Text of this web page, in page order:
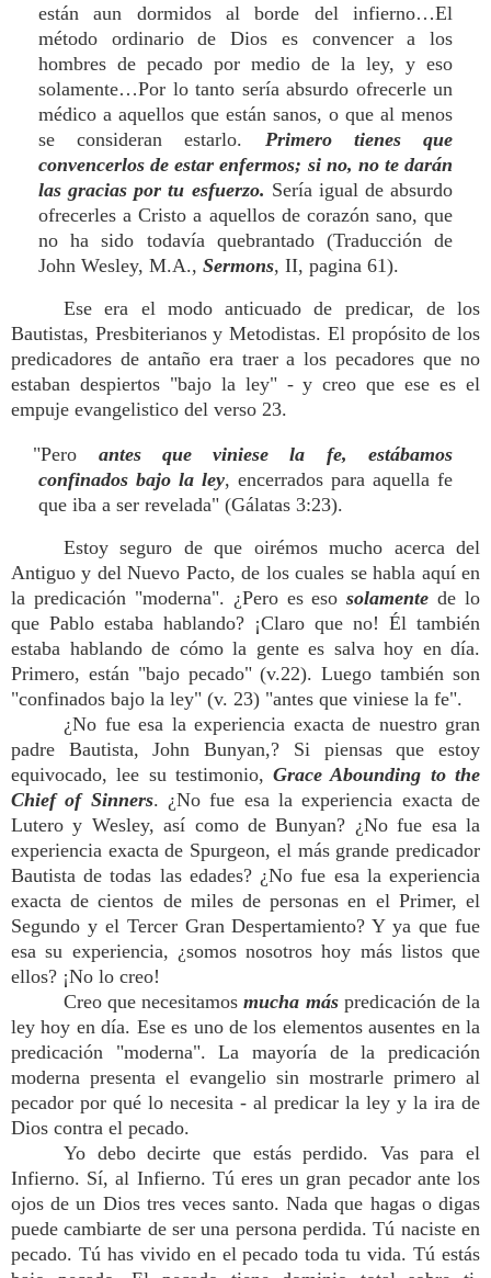
están aun dormidos al borde del infierno…El
método ordinario de Dios es convencer a los
hombres de pecado por medio de la ley, y eso
solamente…Por lo tanto sería absurdo ofrecerle un
médico a aquellos que están sanos, o que al menos
se consideran estarlo. Primero tienes que
convencerlos de estar enfermos; si no, no te darán
las gracias por tu esfuerzo. Sería igual de absurdo
ofrecerles a Cristo a aquellos de corazón sano, que
no ha sido todavía quebrantado (Traducción de
John Wesley, M.A., Sermons, II, pagina 61).
Ese era el modo anticuado de predicar, de los
Bautistas, Presbiterianos y Metodistas. El propósito de los
predicadores de antaño era traer a los pecadores que no
estaban despiertos "bajo la ley" - y creo que ese es el
empuje evangelistico del verso 23.
"Pero antes que viniese la fe, estábamos
confinados bajo la ley, encerrados para aquella fe
que iba a ser revelada" (Gálatas 3:23).
Estoy seguro de que oirémos mucho acerca del
Antiguo y del Nuevo Pacto, de los cuales se habla aquí en
la predicación "moderna". ¿Pero es esosolamentede lo
que Pablo estaba hablando? ¡Claro que no! Él también
estaba hablando de cómo la gente es salva hoy en día.
Primero, están "bajo pecado" (v.22). Luego también son
"confinados bajo la ley" (v. 23) "antes que viniese la fe".
¿No fue esa la experiencia exacta de nuestro gran
padre Bautista, John Bunyan,? Si piensas que estoy
equivocado, lee su testimonio, Grace Abounding to the
Chief of Sinners. ¿No fue esa la experiencia exacta de
Lutero y Wesley, así como de Bunyan? ¿No fue esa la
experiencia exacta de Spurgeon, el más grande predicador
Bautista de todas las edades? ¿No fue esa la experiencia
exacta de cientos de miles de personas en el Primer, el
Segundo y el Tercer Gran Despertamiento? Y ya que fue
esa su experiencia, ¿somos nosotros hoy más listos que
ellos? ¡No lo creo!
Creo que necesitamosmucha más predicación de la
ley hoy en día. Ese es uno de los elementos ausentes en la
predicación "moderna". La mayoría de la predicación
moderna presenta el evangelio sin mostrarle primero al
pecador por qué lo necesita - al predicar la ley y la ira de
Dios contra el pecado.
Yo debo decirte que estás perdido. Vas para el
Infierno. Sí, al Infierno. Tú eres un gran pecador ante los
ojos de un Dios tres veces santo. Nada que hagas o digas
puede cambiarte de ser una persona perdida. Tú naciste en
pecado. Tú has vivido en el pecado toda tu vida. Tú estás